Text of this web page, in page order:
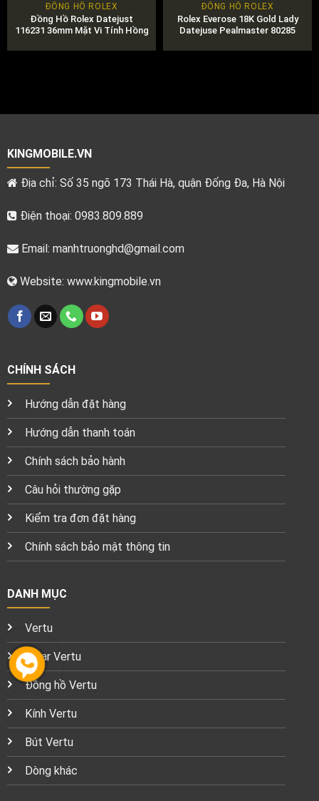
ĐỒNG HỒ ROLEX
Đồng Hồ Rolex Datejust
116231 36mm Mặt Vi Tính Hồng
ĐỒNG HỒ ROLEX
Rolex Everose 18K Gold Lady
Datejuse Pealmaster 80285
KINGMOBILE.VN
Địa chỉ: Số 35 ngõ 173 Thái Hà, quận Đống Đa, Hà Nội
Điện thoại: 0983.809.889
Email: manhtruonghd@gmail.com
Website: www.kingmobile.vn
CHÍNH SÁCH
Hướng dẫn đặt hàng
Hướng dẫn thanh toán
Chính sách bảo hành
Câu hỏi thường gặp
Kiểm tra đơn đặt hàng
Chính sách bảo mật thông tin
DANH MỤC
Vertu
Smar Vertu
Đồng hồ Vertu
Kính Vertu
Bút Vertu
Dòng khác